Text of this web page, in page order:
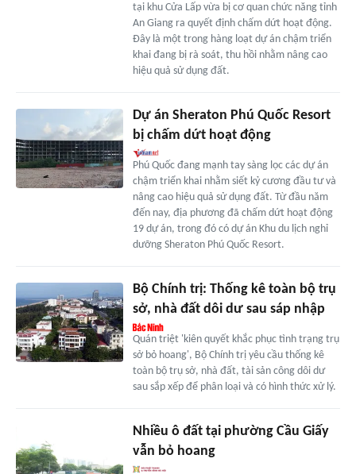
tại khu Cửa Lấp vừa bị cơ quan chức năng tỉnh
An Giang ra quyết định chấm dứt hoạt động.
Đây là một trong hàng loạt dự án chậm triển
khai đang bị rà soát, thu hồi nhằm nâng cao
hiệu quả sử dụng đất.
Dự án Sheraton Phú Quốc Resort
bị chấm dứt hoạt động
Phú Quốc đang mạnh tay sàng lọc các dự án
chậm triển khai nhằm siết kỷ cương đầu tư và
nâng cao hiệu quả sử dụng đất. Từ đầu năm
đến nay, địa phương đã chấm dứt hoạt động
19 dự án, trong đó có dự án Khu du lịch nghỉ
dưỡng Sheraton Phú Quốc Resort.
Bộ Chính trị: Thống kê toàn bộ trụ
sở, nhà đất dôi dư sau sáp nhập
Quán triệt 'kiên quyết khắc phục tình trạng trụ
sở bỏ hoang', Bộ Chính trị yêu cầu thống kê
toàn bộ trụ sở, nhà đất, tài sản công dôi dư
sau sắp xếp để phân loại và có hình thức xử lý.
Nhiều ô đất tại phường Cầu Giấy
vẫn bỏ hoang